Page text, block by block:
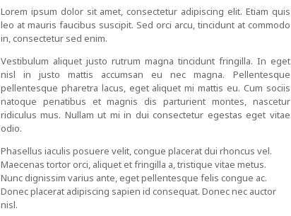
Lorem ipsum dolor sit amet, consectetur adipiscing elit. Etiam quis
leo at mauris faucibus suscipit. Sed orci arcu, tincidunt at commodo
in, consectetur sed enim.
Vestibulum aliquet justo rutrum magna tincidunt fringilla. In eget
nisl in justo mattis accumsan eu nec magna. Pellentesque
pellentesque pharetra lacus, eget aliquet mi mattis eu. Cum sociis
natoque penatibus et magnis dis parturient montes, nascetur
ridiculus mus. Nullam ut mi in dui consectetur egestas eget vitae
odio.
Phasellus iaculis posuere velit, congue placerat dui rhoncus vel.
Maecenas tortor orci, aliquet et fringilla a, tristique vitae metus.
Nunc dignissim varius ante, eget pellentesque felis congue ac.
Donec placerat adipiscing sapien id consequat. Donec nec auctor
nisl.